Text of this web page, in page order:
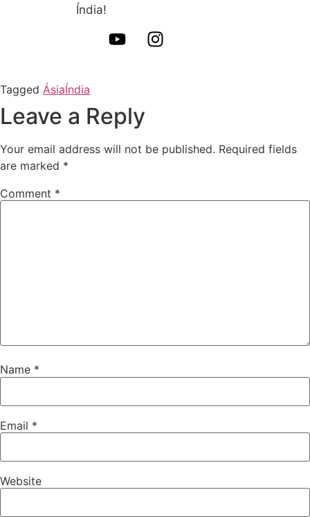
Índia!
Tagged ÁsiaÍndia
Leave a Reply
Your email address will not be published. Required fields
are marked *
Comment *
Name *
Email *
Website